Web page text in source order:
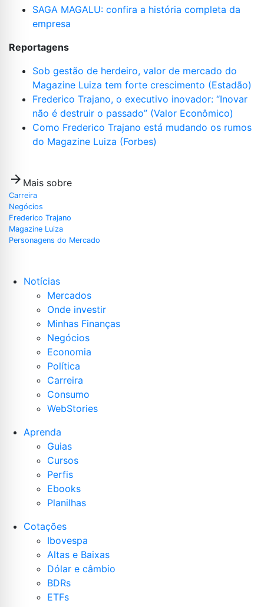
arrow_forward Mais sobre
Carreira
Negócios
Frederico Trajano
Magazine Luiza
Personagens do Mercado
SAGA MAGALU: confira a história completa da
empresa
Reportagens
Sob gestão de herdeiro, valor de mercado do
Magazine Luiza tem forte crescimento (Estadão)
Frederico Trajano, o executivo inovador: “Inovar
não é destruir o passado” (Valor Econômico)
Como Frederico Trajano está mudando os rumos
do Magazine Luiza (Forbes)
Notícias
Mercados
Onde investir
Minhas Finanças
Negócios
Economia
Política
Carreira
Consumo
WebStories
Aprenda
Guias
Cursos
Perfis
Ebooks
Planilhas
Cotações
Ibovespa
Altas e Baixas
Dólar e câmbio
BDRs
ETFs